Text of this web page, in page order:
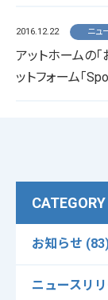
2016.12.22 ニュ
アットホームの
ットフォーム「
CATEGORY
お知らせ
ニュースリ